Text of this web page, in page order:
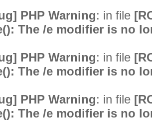
PHP Warning: in file
The /e modifier is no
PHP Warning: in file
The /e modifier is no
PHP Warning: in file
The /e modifier is no